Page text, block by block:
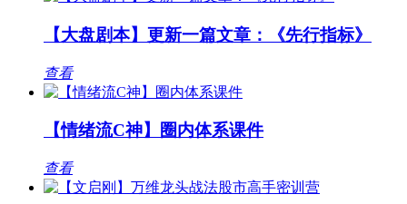
【大盘剧本】更新一篇文章：《先行指标》
查看
【情绪流C神】圈内体系课件
查看